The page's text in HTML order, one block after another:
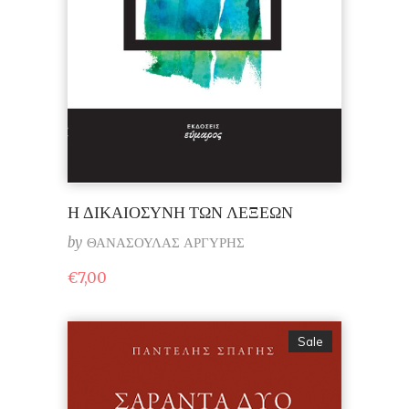
Η ΔΙΚΑΙΟΣΥΝΗ ΤΩΝ ΛΕΞΕΩΝ
by ΘΑΝΑΣΟΥΛΑΣ ΑΡΓΥΡΗΣ
€7,00
Sale